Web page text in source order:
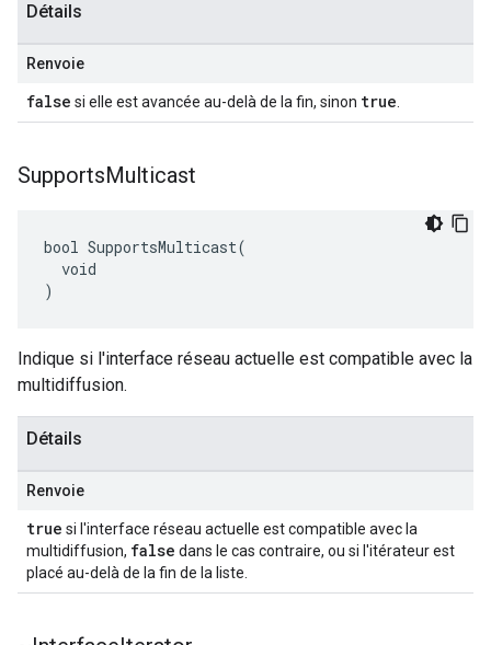
Détails
Renvoie
false si elle est avancée au-delà de la fin, sinon true
SupportsMulticast
bool SupportsMulticast(
  void
)
Indique si l'interface réseau actuelle est compatible avec la
multidiffusion.
Détails
Renvoie
true si l'interface réseau actuelle est compatible avec la
multidiffusion, false dans le cas contraire, ou si l'itérateur est
placé au-delà de la fin de la liste.